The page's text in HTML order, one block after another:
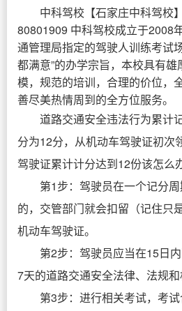
中科驾校 【石家庄中科驾校
80801909 中科驾校成立于2008
通管理局指定的驾驶人训练考试
都满意”的办学宗旨，本校具有
模，规范的培训，合理的价位，
善尽美热情周到的全方位服务。
道路交通安全违法行为累计
分为12分，从机动车驾驶证初次
驾驶证累计计分达到12份该怎么
第1步：驾驶员在一个记分
的，交管部门就会扣留（记住只
机动车驾驶证。
第2步：驾驶员应当在15日
7天的道路交通安全法律、法规和
第3步：进行相关考试，考